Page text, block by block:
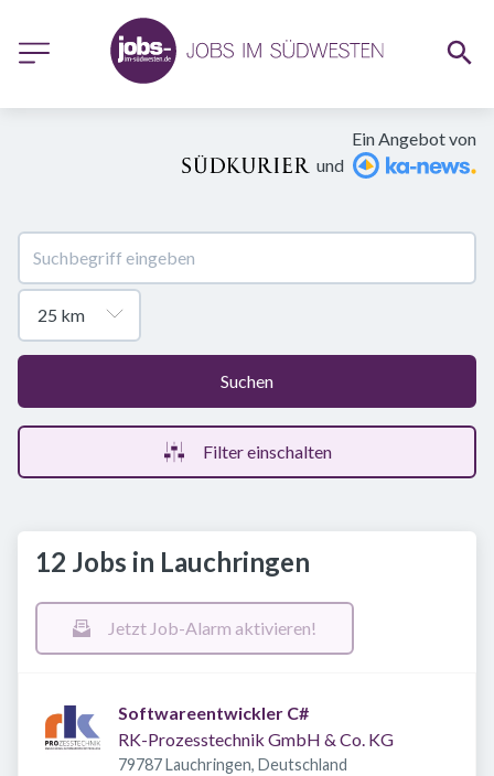
Ein Angebot von
und
Suchen
Filter einschalten
12 Jobs in Lauchringen
Jetzt Job-Alarm aktivieren!
Softwareentwickler C#
RK-Prozesstechnik GmbH & Co. KG
79787 Lauchringen, Deutschland